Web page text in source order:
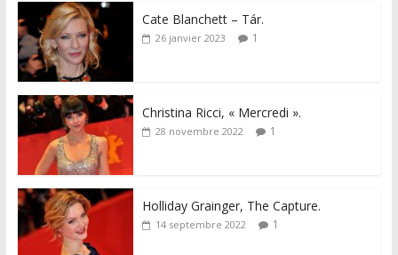
Cate Blanchett – Tár.
26 janvier 2023 1
Christina Ricci, « Mercredi ».
28 novembre 2022 1
Holliday Grainger, The Capture.
14 septembre 2022 1